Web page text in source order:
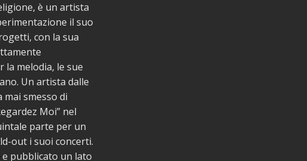
è un artista
il suo
con la sua
la melodia, le sue
Un artista dalle
smesso di
Moi” nel
parte per un
out i suoi concerti.
e pubblicato un lato